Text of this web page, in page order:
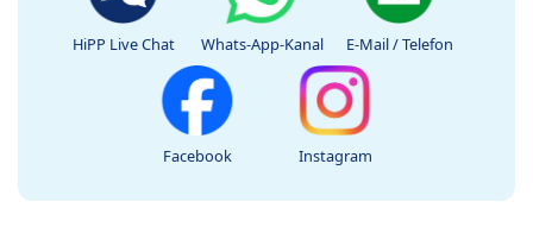
HiPP Live Chat Whats-App-Kanal E-Mail / Telefon
Facebook Instagram